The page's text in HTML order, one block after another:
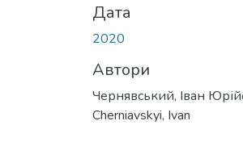
Дата
2020
Автори
Чернявський, Іван
Cherniavskyi, Ivan